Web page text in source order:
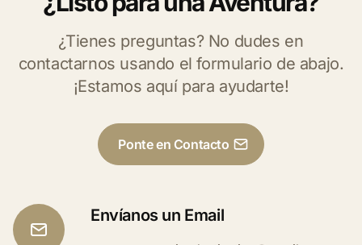
¿Tienes preguntas? No dudes en
contactarnos usando el formulario de abajo.
¡Estamos aquí para ayudarte!
Ponte en Contacto
Envíanos un Email